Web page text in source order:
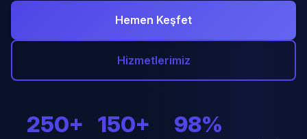
Hemen Keşfet
Hizmetlerimiz
250+ 150+ 98%